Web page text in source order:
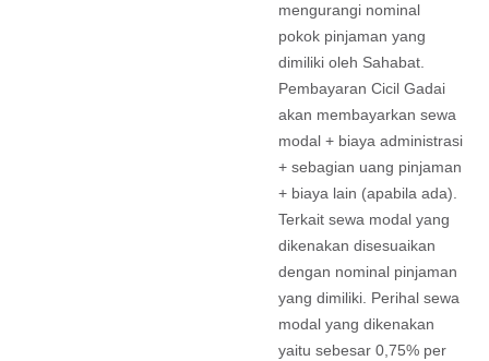
mengurangi nominal
pokok pinjaman yang
dimiliki oleh Sahabat.
Pembayaran Cicil Gadai
akan membayarkan sewa
modal + biaya administrasi
+ sebagian uang pinjaman
+ biaya lain (apabila ada).
Terkait sewa modal yang
dikenakan disesuaikan
dengan nominal pinjaman
yang dimiliki. Perihal sewa
modal yang dikenakan
yaitu sebesar 0,75% per